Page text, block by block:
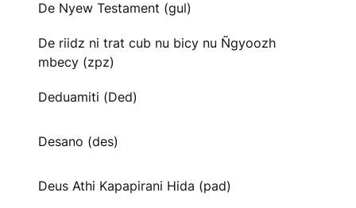
De Nyew Testament (gul)
De riidz ni trat cub nu bicy nu Ñgyoozh
mbecy (zpz)
Deduamiti (Ded)
Desano (des)
Deus Athi Kapapirani Hida (pad)